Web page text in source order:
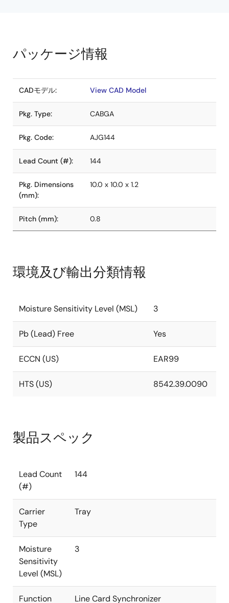
パッケージ情報
CADモデル: View CAD Model
Pkg. Type: CABGA
Pkg. Code: AJG144
Lead Count (#): 144
Pkg. Dimensions
(mm):
10.0 x 10.0 x 1.2
Pitch (mm): 0.8
環境及び輸出分類情報
Moisture Sensitivity Level (MSL) 3
Pb (Lead) Free Yes
ECCN (US) EAR99
HTS (US) 8542.39.0090
製品スペック
Lead Count
(#)
144
Carrier
Type
Tray
Moisture
Sensitivity
Level (MSL)
3
Function Line Card Synchronizer